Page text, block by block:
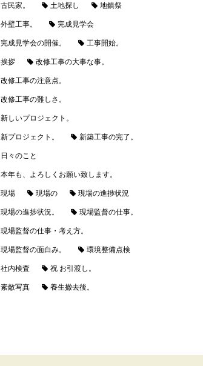
古民家。 土地探し 地鎮祭
外壁工事。 完成見学会
完成見学会の開催。 工事開始。
挨拶 改修工事の大事な事。
改修工事の注意点。
改修工事の難しさ。
新しいプロジェクト。
新プロジェクト。 新築工事の完了。
日々のこと
本年も、よろしくお願い致します。
現場 現場の 現場の進捗状況
現場の進捗状況。 現場監督の仕事。
現場監督の仕事・考え方。
現場監督の面白み。 環境整備点検
社内検査 祝 お引渡し。
素敵写真 養生撤去後。